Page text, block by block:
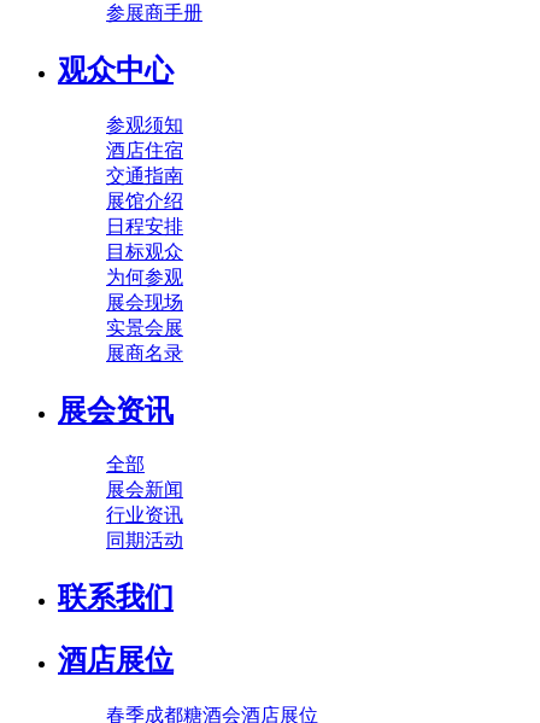
参展商手册
观众中心
参观须知
酒店住宿
交通指南
展馆介绍
日程安排
目标观众
为何参观
展会现场
实景会展
展商名录
展会资讯
全部
展会新闻
行业资讯
同期活动
联系我们
酒店展位
春季成都糖酒会酒店展位